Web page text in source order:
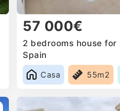
57 000€
2 bedrooms house for
Spain
Casa
55m2